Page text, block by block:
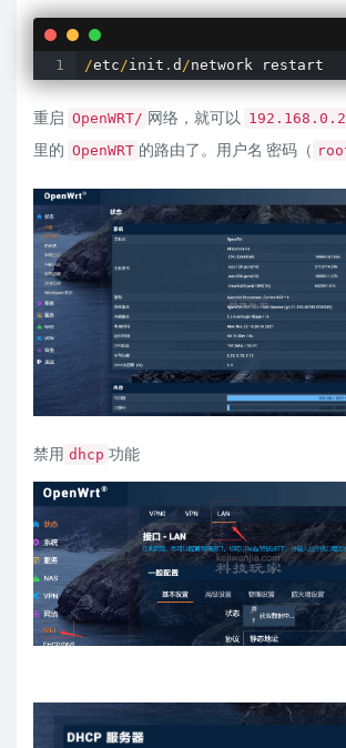
/etc /init . d /network restart
重启 OpenWRT/ 网络，就可以
里的 OpenWRT 的路由了。用户名 密码（
禁用 dhcp 功能